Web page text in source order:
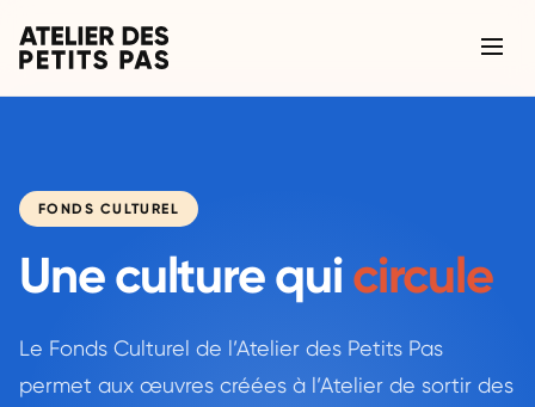
FONDS CULTUREL
Une culture quicircule
Le Fonds Culturel de l’Atelier des Petits Pas
permet aux œuvres créées à l’Atelier de sortir des